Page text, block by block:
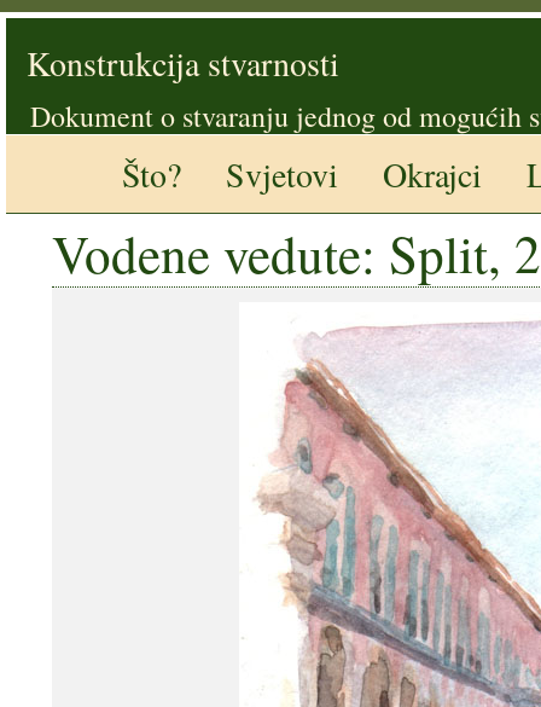
Konstrukcija stvarnosti
Dokument o stvaranju jednog od mogućih
Što? Svjetovi Okrajci
Vodene vedute: Split,